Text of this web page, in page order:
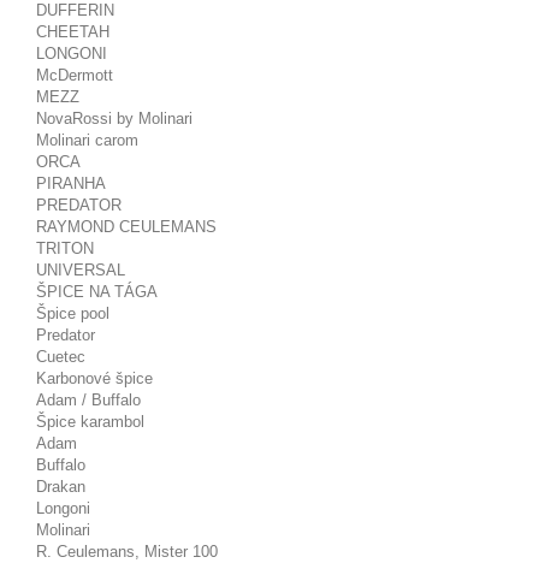
DUFFERIN
CHEETAH
LONGONI
McDermott
MEZZ
NovaRossi by Molinari
Molinari carom
ORCA
PIRANHA
PREDATOR
RAYMOND CEULEMANS
TRITON
UNIVERSAL
ŠPICE NA TÁGA
Špice pool
Predator
Cuetec
Karbonové špice
Adam / Buffalo
Špice karambol
Adam
Buffalo
Drakan
Longoni
Molinari
R. Ceulemans, Mister 100